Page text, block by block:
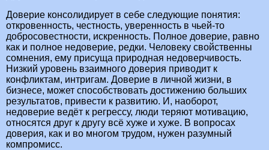
Доверие консолидирует в себе следующие понятия:
откровенность, честность, уверенность в чьей-то
добросовестности, искренность. Полное доверие, равно
как и полное недоверие, редки. Человеку свойственны
сомнения, ему присуща природная недоверчивость.
Низкий уровень взаимного доверия приводит к
конфликтам, интригам. Доверие в личной жизни, в
бизнесе, может способствовать достижению больших
результатов, привести к развитию. И, наоборот,
недоверие ведёт к регрессу, люди теряют мотивацию,
относятся друг к другу всё хуже и хуже. В вопросах
доверия, как и во многом трудом, нужен разумный
компромисс.